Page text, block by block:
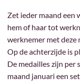
Zet ieder maand een
hem of haar tot
werknemer met deze
Op de achterzijde is
De medailles zijn per
maand januari een